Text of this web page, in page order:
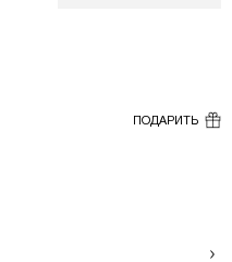
ПОДАРИТЬ